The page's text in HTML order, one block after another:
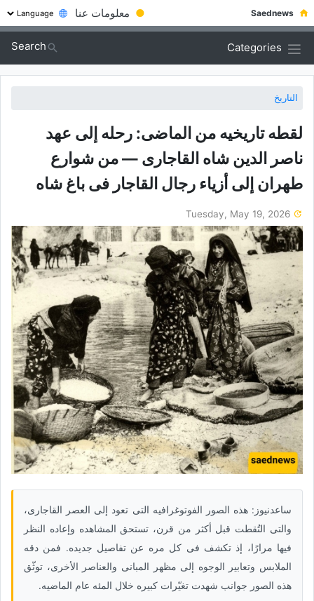
Saednews
● معلومات عنا
Categories
Search
التاريخ
لقطه تاریخیه من الماضی: رحله إلى عهد
ناصر الدین شاه القاجاری — من شوارع
طهران إلى أزیاء رجال القاجار فی باغ شاه
ساعدنیوز: هذه الصور الفوتوغرافیه التی تعود إلى العصر القاجاری،
والتی التُقطت قبل أکثر من قرن، تستحق المشاهده وإعاده النظر
فیها مرارًا، إذ تکشف فی کل مره عن تفاصیل جدیده. فمن دقه
الملابس وتعابیر الوجوه إلى مظهر المبانی والعناصر الأخرى، توثّق
هذه الصور جوانب شهدت تغیّرات کبیره خلال المئه عام الماضیه.